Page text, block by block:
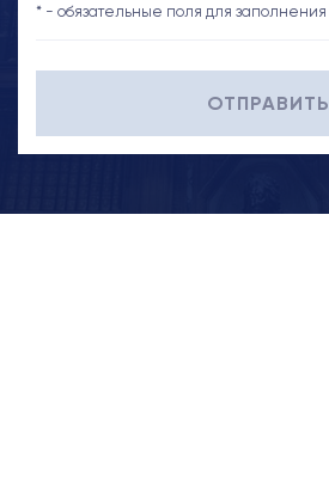
* - обязательные поля для заполнения
ОТПРАВИТЬ